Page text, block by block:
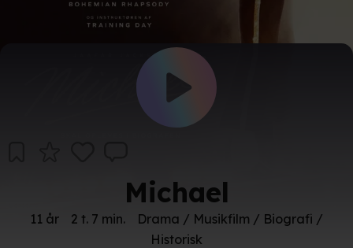
Michael
11 år 2 t. 7 min.
Drama / Musikfilm / Biografi /
Historisk